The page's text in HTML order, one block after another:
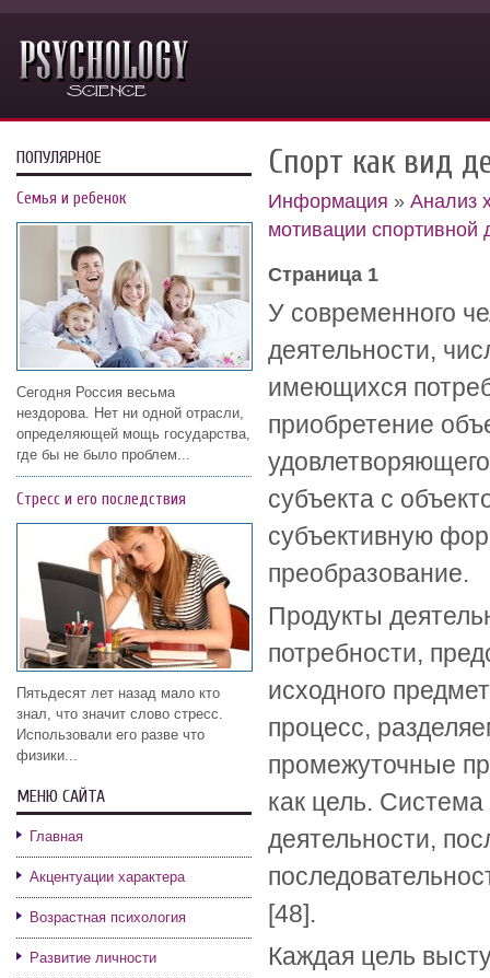
Спорт как вид
Информация » Анализ
мотивации спортивной
Страница 1
У современного
деятельности,
имеющихся
приобретение
субъекта с
субъективную
преобразование.
Продукты
потребности,
исходного
процесс,
промежуточные
как цель.
деятельности,
[48].
Каждая цель
ПОПУЛЯРНОЕ
Семья и ребенок
Сегодня Россия весьма
нездорова. Нет ни одной отрасли,
определяющей мощь государства,
где бы не было проблем...
Стресс и его последствия
Пятьдесят лет назад мало кто
знал, что значит слово стресс.
Использовали его разве что
физики...
МЕНЮ САЙТА
Главная
Акцентуации характера
Возрастная психология
Развитие личности